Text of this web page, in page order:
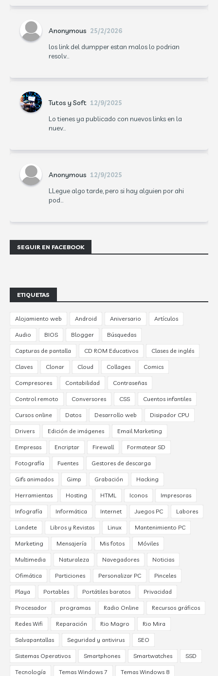
Anonymous 25/2/2026
los link del dumpper estan malos lo podrian
resolv...
Tutos y Soft 12/9/2025
Lo tienes ya publicado con nuevos links en la
nuev...
Anonymous 12/9/2025
LLegue algo tarde, pero si hay alguien por ahi
pod...
SEGUIR EN FACEBOOK
ETIQUETAS
Alojamiento web Android Aniversario Artículos
Audio BIOS Blogger Búsquedas
Capturas de pantalla CD ROM Educativos Clases de inglés
Claves Clonar Cloud Collages Comics
Compresores Contabilidad Contraseñas
Control remoto Conversores CSS Cuentos infantiles
Cursos online Datos Desarrollo web Disipador CPU
Drivers Edición de imágenes Email Marketing
Empresas Encriptar Firewall Formatear SD
Fotografía Fuentes Gestores de descarga
Gifs animados Gimp Grabación Hacking
Herramientas Hosting HTML Iconos Impresoras
Infografía Informática Internet Juegos PC Labores
Landete Libros y Revistas Linux Mantenimiento PC
Marketing Mensajería Mis fotos Móviles
Multimedia Naturaleza Navegadores Noticias
Ofimática Particiones Personalizar PC Pinceles
Playa Portables Portátiles baratos Privacidad
Procesador programas Radio Online Recursos gráficos
Redes Wifi Reparación Rio Magro Rio Mira
Salvapantallas Seguridad y antivirus SEO
Sistemas Operativos Smartphones Smartwatches SSD
Tecnología Temas Windows 7 Temas Windows 8